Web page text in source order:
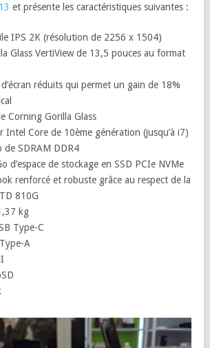
et présente les caractéristiques suivantes :
IPS 2K (résolution de 2256 x 1504)
Glass VertiView de 13,5 pouces au format
réduits qui permet un gain de 18%
Corning Gorilla Glass
Intel Core de 10ème génération (jusqu’à i7)
de SDRAM DDR4
d’espace de stockage en SSD PCIe NVMe
renforcé et robuste grâce au respect de la
810G
kg
Type-C
A